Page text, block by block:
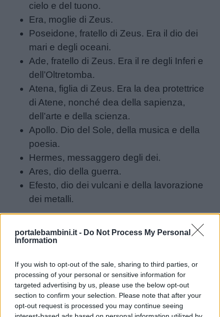
portalebambini.it - Do Not Process My Personal
Information
If you wish to opt-out of the sale, sharing to third parties, or
processing of your personal or sensitive information for
targeted advertising by us, please use the below opt-out
section to confirm your selection. Please note that after your
opt-out request is processed you may continue seeing
cielo e del tuono.
Era, moglie di Zeus.
Poseidone, fratello di Zeus. Era il dio dei
mari e degli oceani.
Ade, fratello di Zeus. Era il re degli Inferi e
dell’Oltretomba.
Atena, figlia di Zeus. Era la dea protettrice
di Atene, nonché dea della sapienza,
dell’arte e della scienza.
Apollo. Dio del Sole, della musica e della
poesia.
Hermes, messaggero degli dei.
Ares, dio della guerra.
Efesto, dio dei vulcani e della lavorazione
dei metalli.
Le divinità dimoravano sulla cima del monte
Olimpo, un luogo inaccessibile ai mortali. Su
per bambini, che abbiamo adattato a partire
dagli originali. Li trovate nella sezione dedicata
miti per bambini